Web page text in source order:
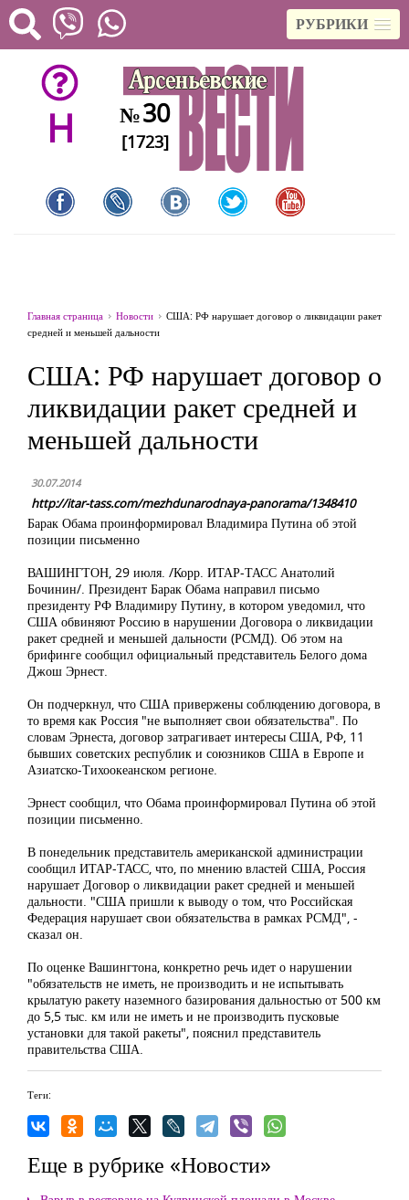
РУБРИКИ
H №30
[1723]
Главная страница Новости
США: РФ нарушает договор о ликвидации ракет
средней и меньшей дальности
США: РФ нарушает договор о
ликвидации ракет средней и
меньшей дальности
30.07.2014
http://itar-tass.com/mezhdunarodnaya-panorama/1348410
Барак Обама проинформировал Владимира Путина об этой
позиции письменно
ВАШИНГТОН, 29 июля. /Корр. ИТАР-ТАСС Анатолий
Бочинин/. Президент Барак Обама направил письмо
президенту РФ Владимиру Путину, в котором уведомил, что
США обвиняют Россию в нарушении Договора о ликвидации
ракет средней и меньшей дальности (РСМД). Об этом на
брифинге сообщил официальный представитель Белого дома
Джош Эрнест.
Он подчеркнул, что США привержены соблюдению договора, в
то время как Россия "не выполняет свои обязательства". По
словам Эрнеста, договор затрагивает интересы США, РФ, 11
бывших советских республик и союзников США в Европе и
Азиатско-Тихоокеанском регионе.
Эрнест сообщил, что Обама проинформировал Путина об этой
позиции письменно.
В понедельник представитель американской администрации
сообщил ИТАР-ТАСС, что, по мнению властей США, Россия
нарушает Договор о ликвидации ракет средней и меньшей
дальности. "США пришли к выводу о том, что Российская
Федерация нарушает свои обязательства в рамках РСМД", -
сказал он.
По оценке Вашингтона, конкретно речь идет о нарушении
"обязательств не иметь, не производить и не испытывать
крылатую ракету наземного базирования дальностью от 500 км
до 5,5 тыс. км или не иметь и не производить пусковые
установки для такой ракеты", пояснил представитель
правительства США.
Теги:
Еще в рубрике «Новости»